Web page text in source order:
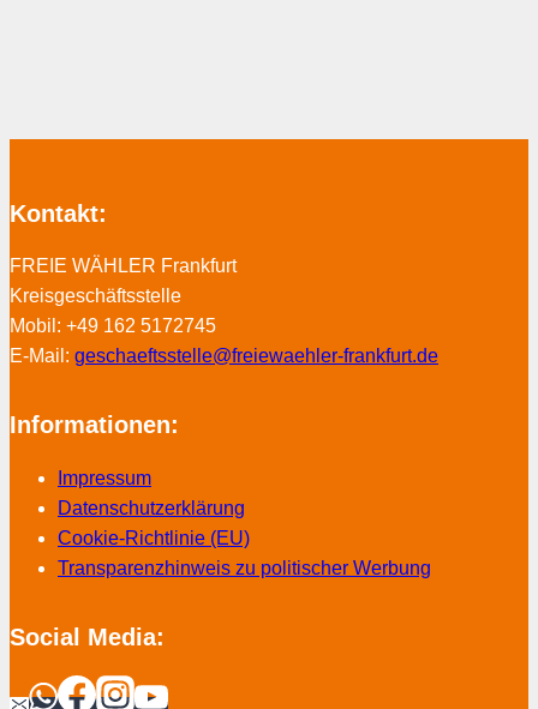
Kontakt:
FREIE WÄHLER Frankfurt
Kreisgeschäftsstelle
Mobil: +49 162 5172745
E-Mail: geschaeftsstelle@freiewaehler-frankfurt.de
Informationen:
Impressum
Datenschutzerklärung
Cookie-Richtlinie (EU)
Transparenzhinweis zu politischer Werbung
Social Media: